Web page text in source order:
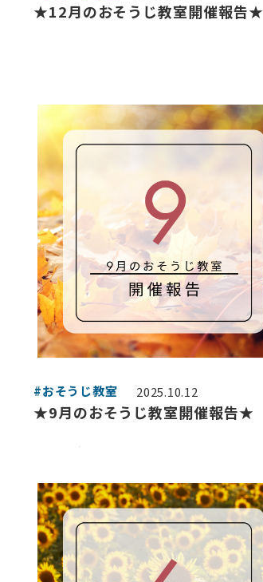
★12月のおそうじ教室開催報告★
#おそうじ教室 2025.10.12
★9月のおそうじ教室開催報告★